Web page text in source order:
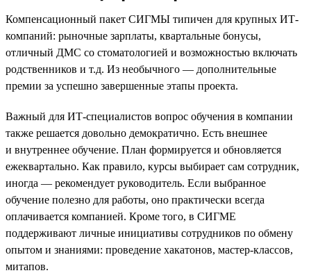
Компенсационный пакет СИГМЫ типичен для крупных ИТ-
компаний: рыночные зарплаты, квартальные бонусы,
отличный ДМС со стоматологией и возможностью включать
родственников и т.д. Из необычного — дополнительные
премии за успешно завершенные этапы проекта.
Важный для ИТ-специалистов вопрос обучения в компании
также решается довольно демократично. Есть внешнее
и внутреннее обучение. План формируется и обновляется
ежеквартально. Как правило, курсы выбирает сам сотрудник,
иногда — рекомендует руководитель. Если выбранное
обучение полезно для работы, оно практически всегда
оплачивается компанией. Кроме того, в СИГМЕ
поддерживают личные инициативы сотрудников по обмену
опытом и знаниями: проведение хакатонов, мастер-классов,
митапов.